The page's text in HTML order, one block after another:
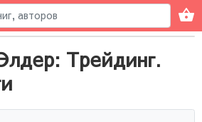
Трейдинг.